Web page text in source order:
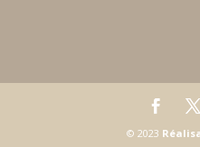
© 2023